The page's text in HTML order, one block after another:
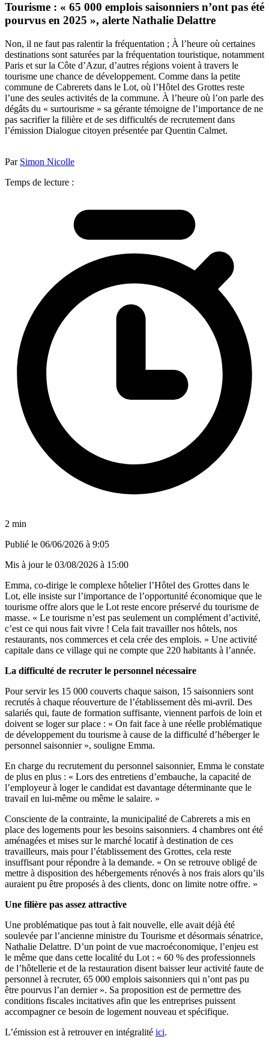
Tourisme : « 65 000 emplois saisonniers n’ont pas été
pourvus en 2025 », alerte Nathalie Delattre
Non, il ne faut pas ralentir la fréquentation ; À l’heure où certaines
destinations sont saturées par la fréquentation touristique, notamment
Paris et sur la Côte d’Azur, d’autres régions voient à travers le
tourisme une chance de développement. Comme dans la petite
commune de Cabrerets dans le Lot, où l’Hôtel des Grottes reste
l’une des seules activités de la commune. À l’heure où l’on parle des
dégâts du « surtourisme » sa gérante témoigne de l’importance de ne
pas sacrifier la filière et de ses difficultés de recrutement dans
l’émission Dialogue citoyen présentée par Quentin Calmet.
Par Simon Nicolle
Temps de lecture :
2 min
Publié le 06/06/2026 à 9:05
Mis à jour le 03/08/2026 à 15:00
Emma, co-dirige le complexe hôtelier l’Hôtel des Grottes dans le
Lot, elle insiste sur l’importance de l’opportunité économique que le
tourisme offre alors que le Lot reste encore préservé du tourisme de
masse. « Le tourisme n’est pas seulement un complément d’activité,
c’est ce qui nous fait vivre ! Cela fait travailler nos hôtels, nos
restaurants, nos commerces et cela crée des emplois. » Une activité
capitale dans ce village qui ne compte que 220 habitants à l’année.
La difficulté de recruter le personnel nécessaire
Pour servir les 15 000 couverts chaque saison, 15 saisonniers sont
recrutés à chaque réouverture de l’établissement dès mi-avril. Des
salariés qui, faute de formation suffisante, viennent parfois de loin et
doivent se loger sur place : « On fait face à une réelle problématique
de développement du tourisme à cause de la difficulté d’héberger le
personnel saisonnier », souligne Emma.
En charge du recrutement du personnel saisonnier, Emma le constate
de plus en plus : « Lors des entretiens d’embauche, la capacité de
l’employeur à loger le candidat est davantage déterminante que le
travail en lui-même ou même le salaire. »
Consciente de la contrainte, la municipalité de Cabrerets a mis en
place des logements pour les besoins saisonniers. 4 chambres ont été
aménagées et mises sur le marché locatif à destination de ces
travailleurs, mais pour l’établissement des Grottes, cela reste
insuffisant pour répondre à la demande. « On se retrouve obligé de
mettre à disposition des hébergements rénovés à nos frais alors qu’ils
auraient pu être proposés à des clients, donc on limite notre offre. »
Une filière pas assez attractive
Une problématique pas tout à fait nouvelle, elle avait déjà été
soulevée par l’ancienne ministre du Tourisme et désormais sénatrice,
Nathalie Delattre. D’un point de vue macroéconomique, l’enjeu est
le même que dans cette localité du Lot : « 60 % des professionnels
de l’hôtellerie et de la restauration disent baisser leur activité faute de
personnel à recruter, 65 000 emplois saisonniers qui n’ont pas pu
être pourvus l’an dernier ». Sa proposition est de permettre des
conditions fiscales incitatives afin que les entreprises puissent
accompagner ce besoin de logement nouveau et spécifique.
L’émission est à retrouver en intégralité ici.